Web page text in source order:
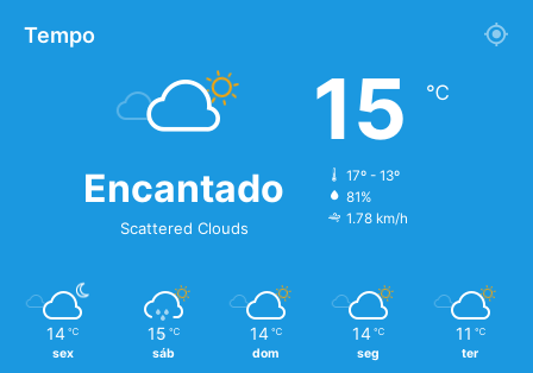
Tempo
Encantado
Scattered Clouds
15 ℃
17º - 13º
81%
1.78 km/h
14 ℃
sex
15 ℃
sáb
14 ℃
dom
14 ℃
seg
11 ℃
ter